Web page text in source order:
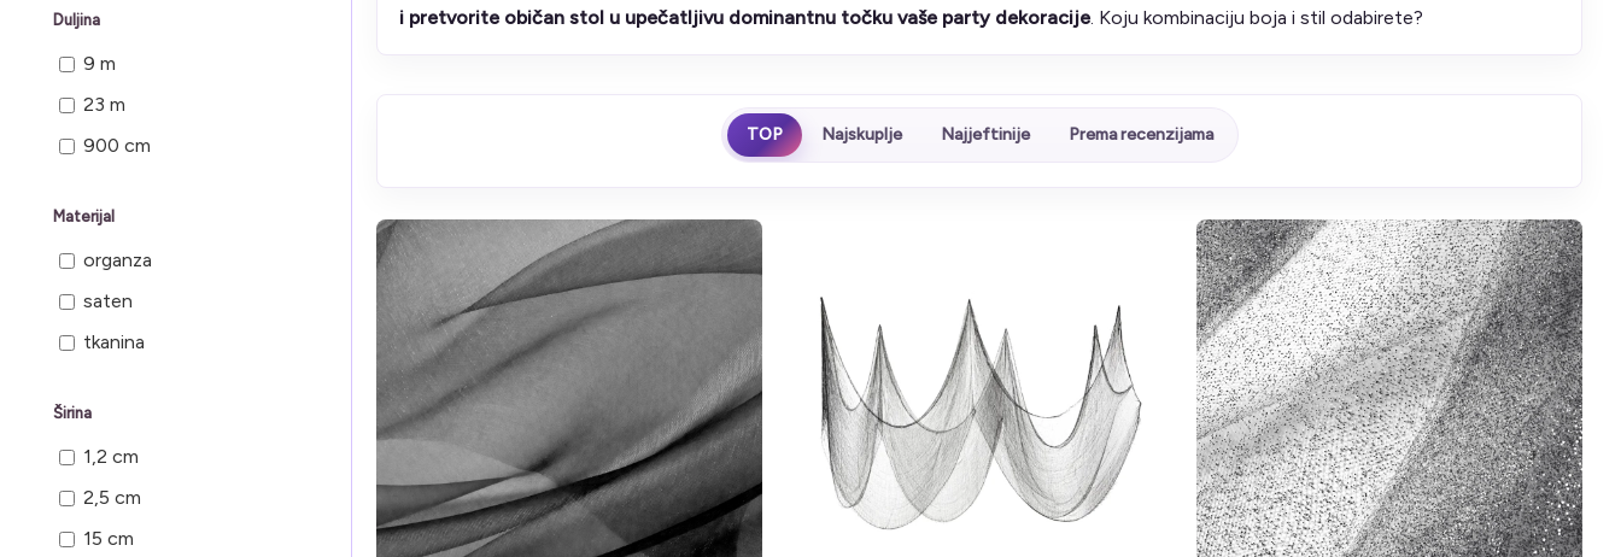
Širina
1,2 cm
2,5 cm
15 cm
Duljina
9 m
23 m
900 cm
Materijal
organza
saten
tkanina
i pretvorite običan stol u upečatljivu dominantnu točku vaše party dekoracije. Koju kombinaciju boja i stil odabirete?
TOP Najskuplje Najjeftinije Prema recenzijama